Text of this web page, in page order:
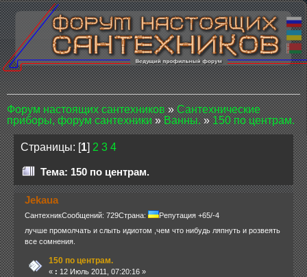
Форум настоящих сантехников»Сантехнические
приборы, форум сантехники»Ванны.»150 по центрам.
Страницы: [1] 2 3 4
Тема: 150 по центрам.
Jekaua
СантехникСообщений: 729Страна:
Репутация +65/-4
лучше промолчать и слыть идиотом ,чем что нибудь ляпнуть и розвеять
все сомнения.
150 по центрам.
« : 12 Июль 2011, 07:20:16 »